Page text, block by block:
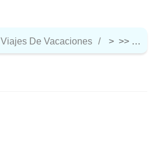
Viajes De Vacaciones > >>